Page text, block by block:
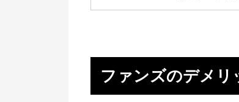
ら安心してる
デメリットよりメリット
ファンズのデメリ